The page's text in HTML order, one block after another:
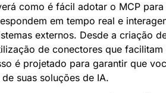
como é fácil adotar o MCP para
em tempo real e
externos. Desde a criação
de conectores que facilitam
é projetado para garantir que
suas soluções de IA.